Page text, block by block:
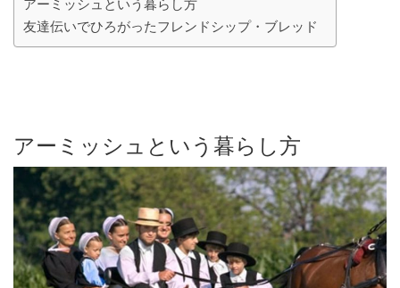
アーミッシュという暮らし方
友達伝いでひろがったフレンドシップ・ブレッド
アーミッシュという暮らし方